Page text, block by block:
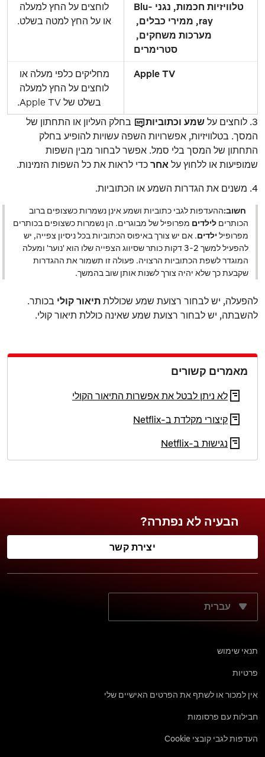
טלוויזיות חכמות, נגני Blu-
ray, ממירי כבלים,
מערכות משחקים,
סטרימרים
לוחצים על החץ למעלה
או על החץ למטה בשלט.
Apple TV
מחליקים כלפי מעלה או
לוחצים על החץ למעלה
בשלט של Apple TV.
3. לוחצים על
שמע וכתוביות
בחלק העליון או התחתון של
המסך. בטלוויזיות, אפשרויות השפה עשויות להופיע בחלק
התחתון של המסך בלי סמל. אפשר לבחור מבין השפות
שמופיעות או ללחוץ על אחר כדי לראות את כל השפות הזמינות.
4. משנים את הגדרות השמע או הכתוביות.
חשוב:ההעדפות לגבי כתוביות ושמע אינן נשמרות כשצופים ברוב
הכותרים לילדים מפרופיל של מבוגרים. הן נשמרות כשצופים בכותרים
מפרופיל ילדים. אם יש צורך באיפוס הכתוביות בכל ניסיון צפייה, יש
להפעיל למשך 2‑3 דקות כותר שסיווג הצפייה שלו הוא 'נוער' ומעלה
המוגדר לשפת הכתוביות הרצויה. פעולה זו תשמור את ההגדרות
שקבעת כך שלא יהיה צורך לשנות אותן שוב בהמשך.
להפעלה, יש לבחור רצועת שמע שכוללת תיאור קולי בכותר.
להשבתה, יש לבחור רצועת שמע שאינה כוללת תיאור קולי.
מאמרים קשורים
לא ניתן לבטל את אפשרות התיאור הקולי
קיצורי מקלדת ב-Netflix
נגישוּת ב-Netflix
הבעיה לא נפתרה?
יצירת קשר
מה שפת התצוגה הרצויה?
תנאי שימוש
פרטיות
אין למכור או לשתף את הפרטים האישיים שלי
חבילות עם פרסומות
העדפות לגבי קובצי Cookie